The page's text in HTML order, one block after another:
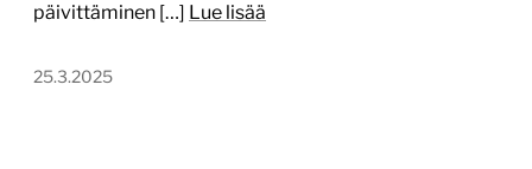
päivittäminen […] Lue lisää
25.3.2025